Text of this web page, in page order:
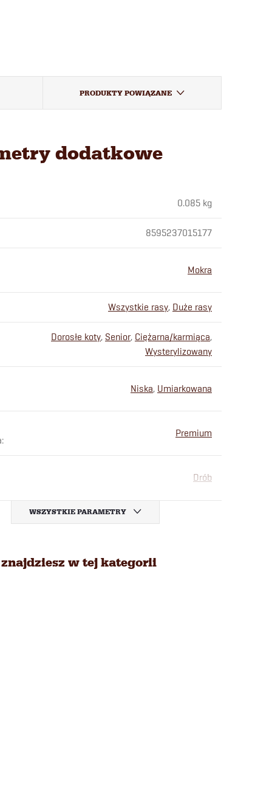
PRODUKTY POWIĄZANE
dodatkowe
0.085 kg
8595237015177
Mokra
Wszystkie rasy, Duże rasy
Dorosłe koty, Senior, Ciężarna/karmiąca,
Wysterylizowany
Niska, Umiarkowana
:
Premium
Drób
WSZYSTKIE PARAMETRY
w tej kategorii